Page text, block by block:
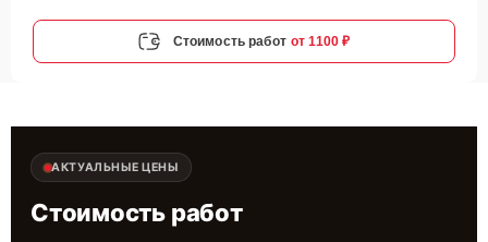
Стоимость работ от 1100 ₽
АКТУАЛЬНЫЕ ЦЕНЫ
Стоимость работ